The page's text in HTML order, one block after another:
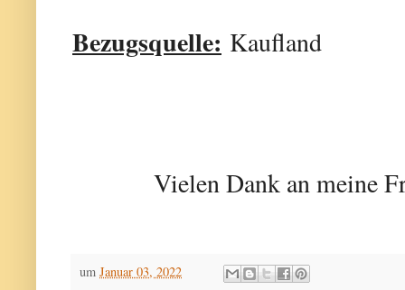
Bezugsquelle: Kaufland
Vielen Dank an meine
um Januar 03, 2022